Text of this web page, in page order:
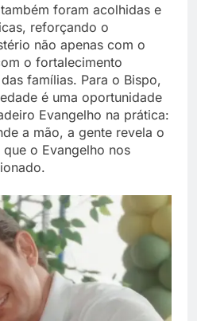
foram acolhidas e
reforçando o
não apenas com o
o fortalecimento
famílias. Para o Bispo,
é uma oportunidade
Evangelho na prática:
a mão, a gente revela o
o Evangelho nos